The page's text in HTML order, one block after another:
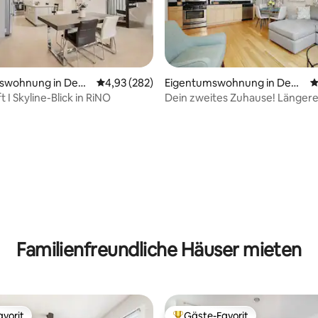
4,97 von 5, 168 Bewertungen
in Denv
Durchschnittliche Bewertung: 4,93 von 5,
4,93 (282)
I Skyline-Blick in RiNO
Eigentumswohnung in Denv
er
Dein zweites Zuhause! Längere
Familienfreundliche Häuser mieten